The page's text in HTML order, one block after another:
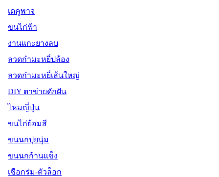
เดคูพาจ
ขนไก่ฟ้า
งานแกะยางลบ
ลวดกำมะหยี่ปล้อง
ลวดกำมะหยี่เส้นใหญ่
DIY ตาข่ายดักฝัน
ไหมญี่ปุ่น
ขนไก่ย้อมสี
ขนนกปุยนุ่ม
ขนนกก้านแข็ง
เชือกร่ม-ตัวล็อก